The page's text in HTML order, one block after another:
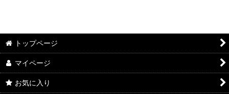
トップページ
マイページ
お気に入り